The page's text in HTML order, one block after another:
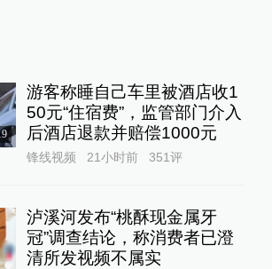
游客称睡自己车里被酒店收1
50元“住宿费”，监管部门介入
后酒店退款并赔偿1000元
锋线视频 21小时前 351评
泸溪河发布“桃酥现金属牙
冠”调查结论，称消费者已澄
清所发视频不属实